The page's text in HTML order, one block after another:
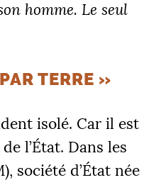
homme. Le seul
TERRE »
isolé. Car il est
l’État. Dans les
), société d’État née